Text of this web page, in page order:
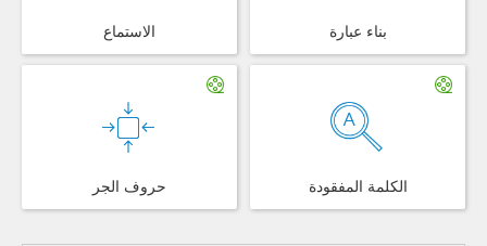
الاستماع بناء عبارة
حروف الجر الكلمة المفقودة